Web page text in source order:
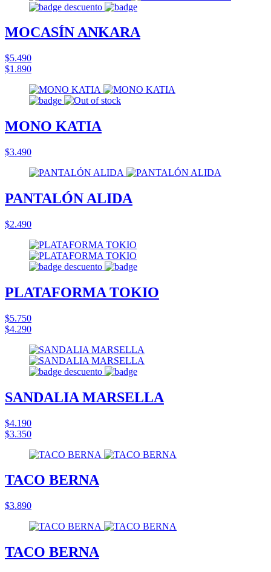
MOCASÍN ANKARA
$5.490
$1.890
MONO KATIA
$3.490
PANTALÓN ALIDA
$2.490
PLATAFORMA TOKIO
$5.750
$4.290
SANDALIA MARSELLA
$4.190
$3.350
TACO BERNA
$3.890
TACO BERNA